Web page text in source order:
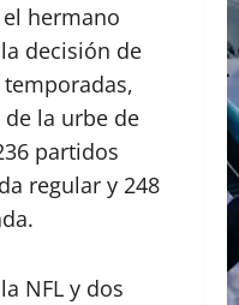
hermano
decisión de
la urbe de
partidos
regular y 248
NFL y dos